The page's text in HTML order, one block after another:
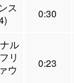
ス
0:30
ル
リ
ウ
0:23